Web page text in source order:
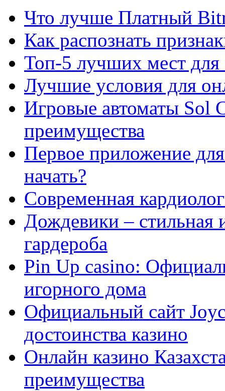
Что лучше Платный
Как распознать
Топ-5 лучших мест для
Лучшие условия для
Игровые автоматы Sol
преимущества
Первое приложение
начать?
Современная
Дождевики – стильная
гардероба
Pin Up casino:
игорного дома
Официальный сайт
достоинства казино
Онлайн казино
преимущества